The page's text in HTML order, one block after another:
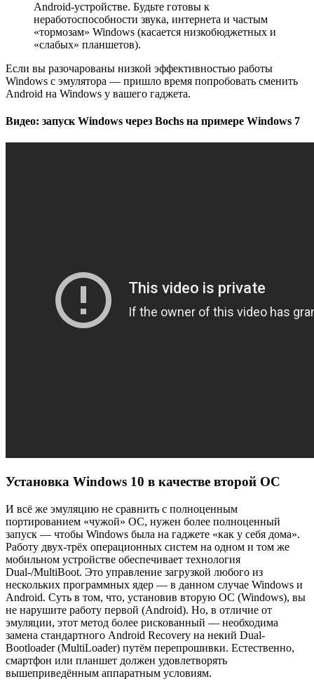
Android-устройстве. Будьте готовы к
неработоспособности звука, интернета и частым
«тормозам» Windows (касается низкобюджетных и
«слабых» планшетов).
Если вы разочарованы низкой эффективностью работы
Windows с эмулятора — пришло время попробовать сменить
Android на Windows у вашего гаджета.
Видео: запуск Windows через Bochs на примере Windows 7
Установка Windows 10 в качестве второй ОС
И всё же эмуляцию не сравнить с полноценным
портированием «чужой» ОС, нужен более полноценный
запуск — чтобы Windows была на гаджете «как у себя дома».
Работу двух-трёх операционных систем на одном и том же
мобильном устройстве обеспечивает технология
Dual-/MultiBoot. Это управление загрузкой любого из
нескольких программных ядер — в данном случае Windows и
Android. Суть в том, что, установив вторую ОС (Windows), вы
не нарушите работу первой (Android). Но, в отличие от
эмуляции, этот метод более рискованный — необходима
замена стандартного Android Recovery на некий Dual-
Bootloader (MultiLoader) путём перепрошивки. Естественно,
смартфон или планшет должен удовлетворять
вышеприведённым аппаратным условиям.